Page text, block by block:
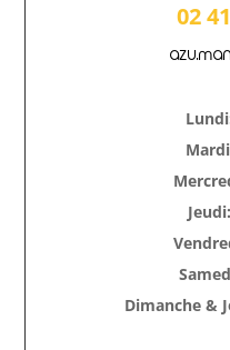
02
Jeudi:
Dimanche &